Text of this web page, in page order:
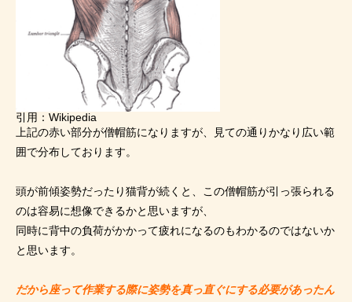
引用： Wikipedia
上記の赤い部分が僧帽筋になりますが、見ての通りかなり広い範
囲で分布しております。
頭が前傾姿勢だったり猫背が続くと、この僧帽筋が引っ張られる
のは容易に想像できるかと思いますが、
同時に背中の負荷がかかって疲れになるのもわかるのではないか
と思います。
だから座って作業する際に姿勢を真っ直ぐにする必要があったん